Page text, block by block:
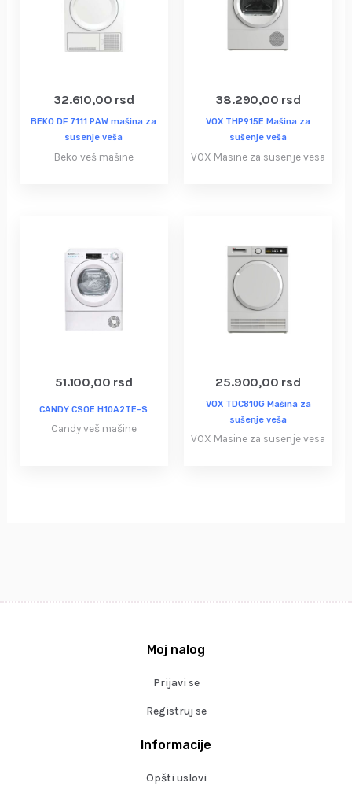
32.610,00 rsd
BEKO DF 7111 PAW mašina za
susenje veša
Beko veš mašine
38.290,00 rsd
VOX THP915E Mašina za
sušenje veša
VOX Masine za susenje vesa
51.100,00 rsd
CANDY CSOE H10A2TE-S
Candy veš mašine
25.900,00 rsd
VOX TDC810G Mašina za
sušenje veša
VOX Masine za susenje vesa
Informacije
Opšti uslovi
Moj nalog
Prijavi se
Registruj se